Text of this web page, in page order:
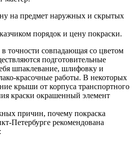
на предмет наружных и скрытых
порядок и цену покраски.
в точности совпадающая со цветом
подготовительные
шпаклевание, шлифовку и
красочные работы. В некоторых
крыши от корпуса транспортного
краски окрашенный элемент
причин, почему покраска
Петербурге рекомендована